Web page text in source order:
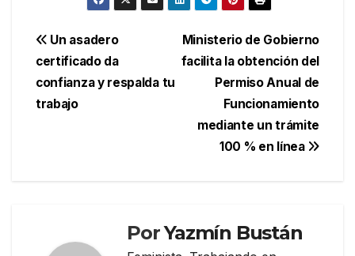
Navegación
de
entradas
Ministerio de Gobierno
facilita la obtención del
Permiso Anual de
Funcionamiento
mediante un trámite
100 % en línea
Un asadero
certificado da
confianza y respalda tu
trabajo
PorYazmín Bustán